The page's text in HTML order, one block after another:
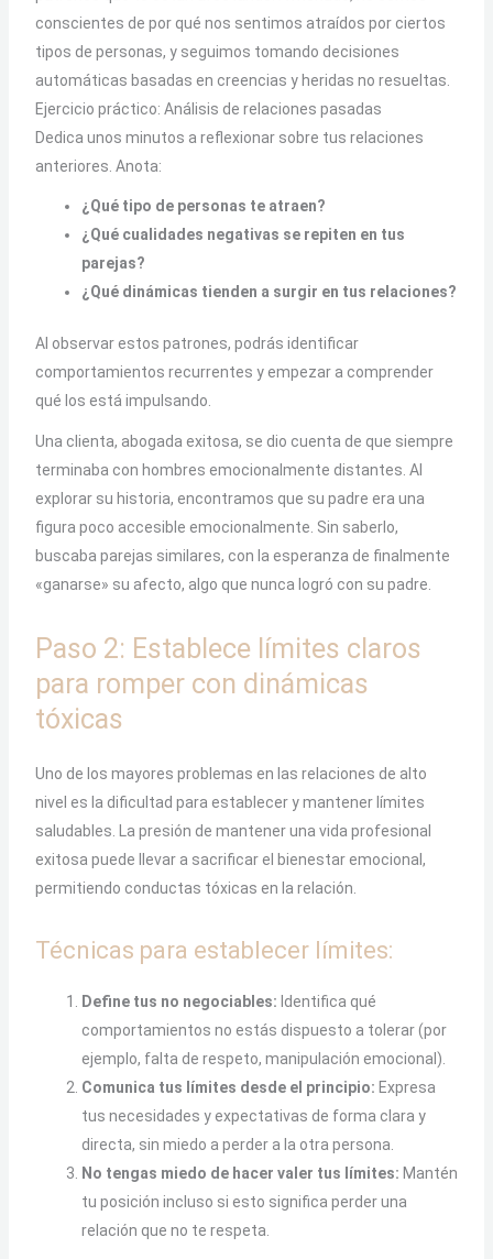
conscientes de por qué nos sentimos atraídos por ciertos
tipos de personas, y seguimos tomando decisiones
automáticas basadas en creencias y heridas no resueltas.
Ejercicio práctico: Análisis de relaciones pasadas
Dedica unos minutos a reflexionar sobre tus relaciones
anteriores. Anota:
¿Qué tipo de personas te atraen?
¿Qué cualidades negativas se repiten en tus
parejas?
¿Qué dinámicas tienden a surgir en tus relaciones?
Al observar estos patrones, podrás identificar
comportamientos recurrentes y empezar a comprender
qué los está impulsando.
Una clienta, abogada exitosa, se dio cuenta de que siempre
terminaba con hombres emocionalmente distantes. Al
explorar su historia, encontramos que su padre era una
figura poco accesible emocionalmente. Sin saberlo,
buscaba parejas similares, con la esperanza de finalmente
«ganarse» su afecto, algo que nunca logró con su padre.
Paso 2: Establece límites claros
para romper con dinámicas
tóxicas
Uno de los mayores problemas en las relaciones de alto
nivel es la dificultad para establecer y mantener límites
saludables. La presión de mantener una vida profesional
exitosa puede llevar a sacrificar el bienestar emocional,
permitiendo conductas tóxicas en la relación.
Técnicas para establecer límites:
Define tus no negociables: Identifica qué
comportamientos no estás dispuesto a tolerar (por
ejemplo, falta de respeto, manipulación emocional).
Comunica tus límites desde el principio: Expresa
tus necesidades y expectativas de forma clara y
directa, sin miedo a perder a la otra persona.
No tengas miedo de hacer valer tus límites: Mantén
tu posición incluso si esto significa perder una
relación que no te respeta.